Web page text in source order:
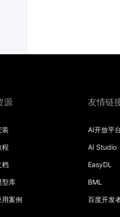
源
装
程
档
型库
用案例
友情链
AI开放平
AI Studio
EasyDL
BML
百度开发